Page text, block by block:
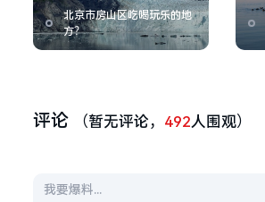
北京市房山区吃喝玩乐的地
方？
评论 （暂无评论， 492人围观）